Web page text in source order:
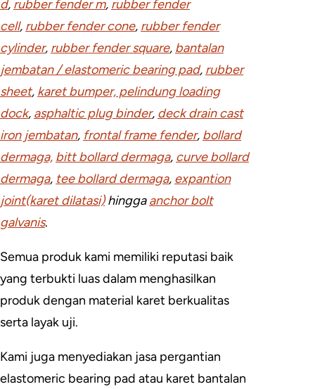
d, rubber fender m, rubber fender
cell, rubber fender cone, rubber fender
cylinder, rubber fender square, bantalan
jembatan / elastomeric bearing pad, rubber
sheet, karet bumper, pelindung loading
dock, asphaltic plug binder, deck drain cast
iron jembatan, frontal frame fender, bollard
dermaga, bitt bollard dermaga, curve bollard
dermaga, tee bollard dermaga, expantion
joint(karet dilatasi)hinggaanchor bolt
galvanis.
Semua produk kami memiliki reputasi baik
yang terbukti luas dalam menghasilkan
produk dengan material karet berkualitas
serta layak uji.
Kami juga menyediakan jasa pergantian
elastomeric bearing pad atau karet bantalan